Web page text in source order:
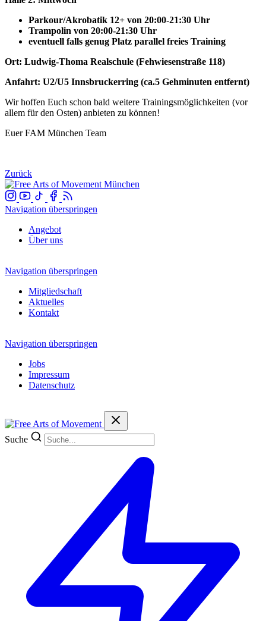
Parkour/Akrobatik 12+ von 20:00-21:30 Uhr
Trampolin von 20:00-21:30 Uhr
eventuell falls genug Platz parallel freies Training
Ort: Ludwig-Thoma Realschule (Fehwiesenstraße 118)
Anfahrt: U2/U5 Innsbruckerring (ca.5 Gehminuten entfernt)
Wir hoffen Euch schon bald weitere Trainingsmöglichkeiten (vor
allem für den Osten) anbieten zu können!
Euer FAM München Team
Zurück
Navigation überspringen
Angebot
Über uns
Navigation überspringen
Mitgliedschaft
Aktuelles
Kontakt
Navigation überspringen
Jobs
Impressum
Datenschutz
Suche